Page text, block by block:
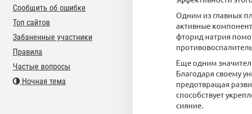
Одним из главных
активные
фторид натрия
Еще одним
Благодаря своему
предотвращая
способствует
сияние.
Сообщить об ошибке
Топ сайтов
Забаненные участники
Правила
Частые вопросы
Ночная тема